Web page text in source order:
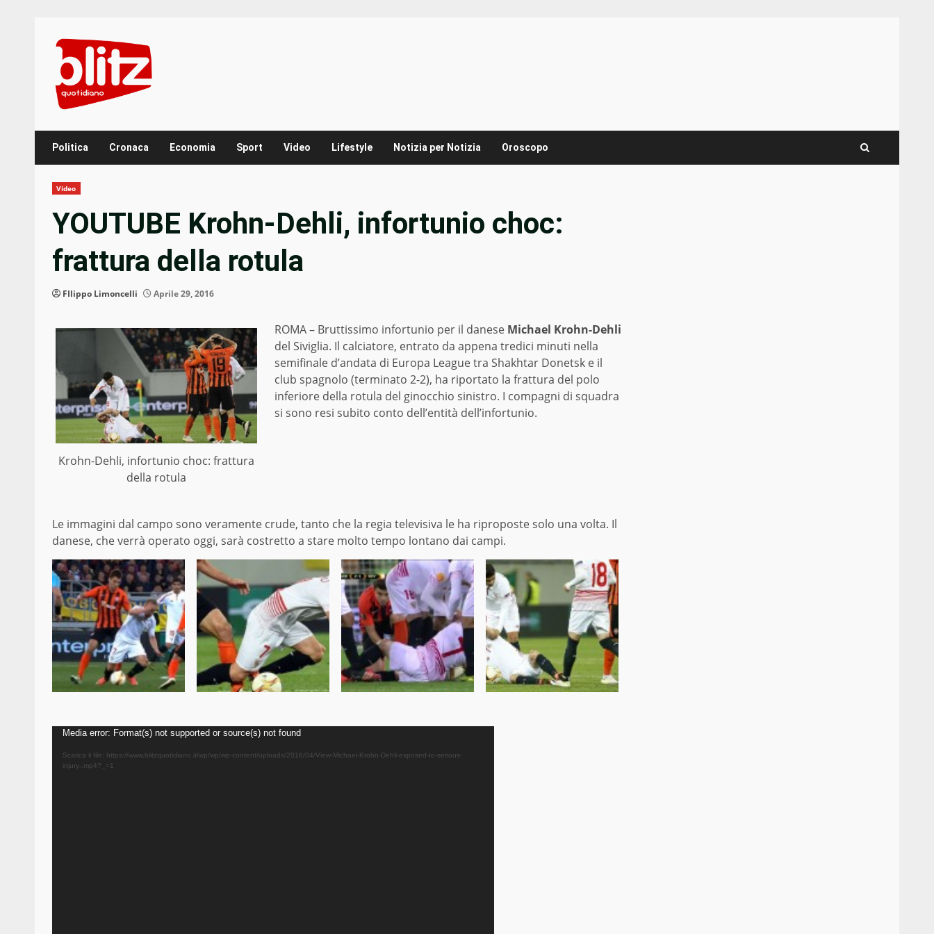
content
Politica Cronaca Economia Sport Video Lifestyle Notizia per Notizia Oroscopo
Video
YOUTUBE Krohn-Dehli, infortunio choc:
frattura della rotula
FIlippo Limoncelli Aprile 29, 2016
Krohn-Dehli, infortunio choc: frattura
della rotula
ROMA – Bruttissimo infortunio per il danese Michael Krohn-Dehli
del Siviglia. Il calciatore, entrato da appena tredici minuti nella
semifinale d’andata di Europa League tra Shakhtar Donetsk e il
club spagnolo (terminato 2-2), ha riportato la frattura del polo
inferiore della rotula del ginocchio sinistro. I compagni di squadra
si sono resi subito conto dell’entità dell’infortunio.
Le immagini dal campo sono veramente crude, tanto che la regia televisiva le ha riproposte solo una volta. Il
danese, che verrà operato oggi, sarà costretto a stare molto tempo lontano dai campi.
Video
Player
Media error: Format(s) not supported or source(s) not found
Scarica il file: https://www.blitzquotidiano.it/wp/wp/wp-content/uploads/2016/04/View-Michael-Krohn-Dehli-exposed-to-serious-
injury-.mp4?_=1